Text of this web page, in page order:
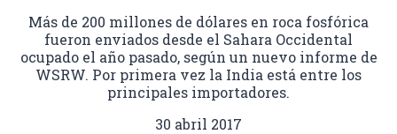
Más de 200 millones de dólares en roca fosfórica
fueron enviados desde el Sahara Occidental
ocupado el año pasado, según un nuevo informe de
WSRW. Por primera vez la India está entre los
principales importadores.
30 abril 2017